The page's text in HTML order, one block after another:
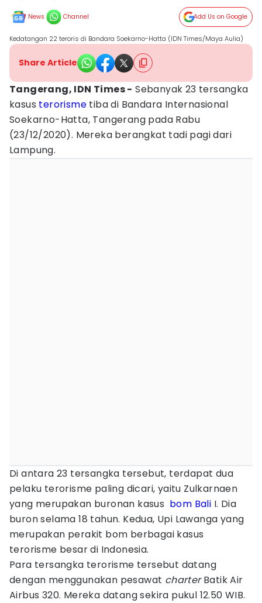
News Channel Add Us on Google
Kedatangan 22 teroris di Bandara Soekarno-Hatta (IDN Times/Maya Aulia)
Share Article
Tangerang, IDN Times - Sebanyak 23 tersangka
kasus terorisme tiba di Bandara Internasional
Soekarno-Hatta, Tangerang pada Rabu
(23/12/2020). Mereka berangkat tadi pagi dari
Lampung.
Di antara 23 tersangka tersebut, terdapat dua
pelaku terorisme paling dicari, yaitu Zulkarnaen
yang merupakan buronan kasus bom Bali I. Dia
buron selama 18 tahun. Kedua, Upi Lawanga yang
merupakan perakit bom berbagai kasus
terorisme besar di Indonesia.
Para tersangka terorisme tersebut datang
dengan menggunakan pesawat charterBatik Air
Airbus 320. Mereka datang sekira pukul 12.50 WIB.